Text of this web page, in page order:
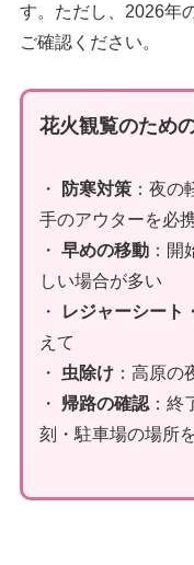
す。ただし、2026年
ご確認ください。
花火観覧のため
・ 防寒対策：夜の
手のアウターを必
・ 早めの移動：開
しい場合が多い
・
レジャーシート
えて
・ 虫除け：高原の
・ 帰路の確認：終
刻・駐車場の場所